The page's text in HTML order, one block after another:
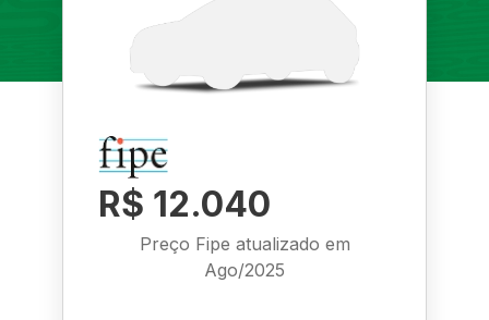
R$ 12.040
Preço Fipe atualizado em
Ago/2025